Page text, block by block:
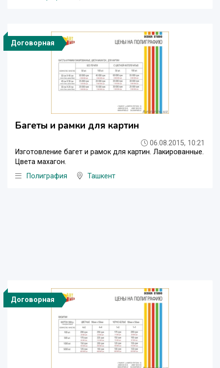
Договорная
Багеты и рамки для картин
06.08.2015, 10:21
Изготовление багет и рамок для картин. Лакированные.
Цвета махагон.
Полиграфия
Ташкент
Договорная